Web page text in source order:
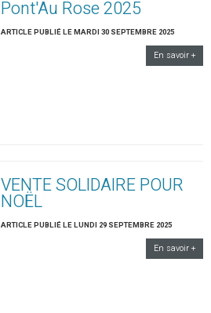
Pont'Au Rose 2025
ARTICLE PUBLIÉ LE MARDI 30 SEPTEMBRE 2025
En savoir +
VENTE SOLIDAIRE POUR
NOËL
ARTICLE PUBLIÉ LE LUNDI 29 SEPTEMBRE 2025
En savoir +